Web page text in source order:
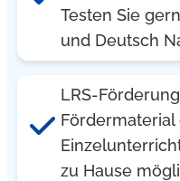
Testen Sie
und Deutsch
LRS-
zu Hause